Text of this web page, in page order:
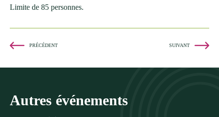
Limite de 85 personnes.
PRÉCÉDENT SUIVANT
Autres événements